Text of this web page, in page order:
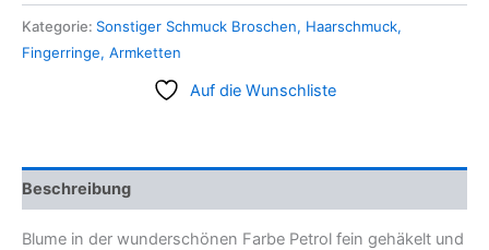
Kategorie: Sonstiger Schmuck Broschen, Haarschmuck,
Fingerringe, Armketten
Auf die Wunschliste
Beschreibung
Blume in der wunderschönen Farbe Petrol fein gehäkelt und